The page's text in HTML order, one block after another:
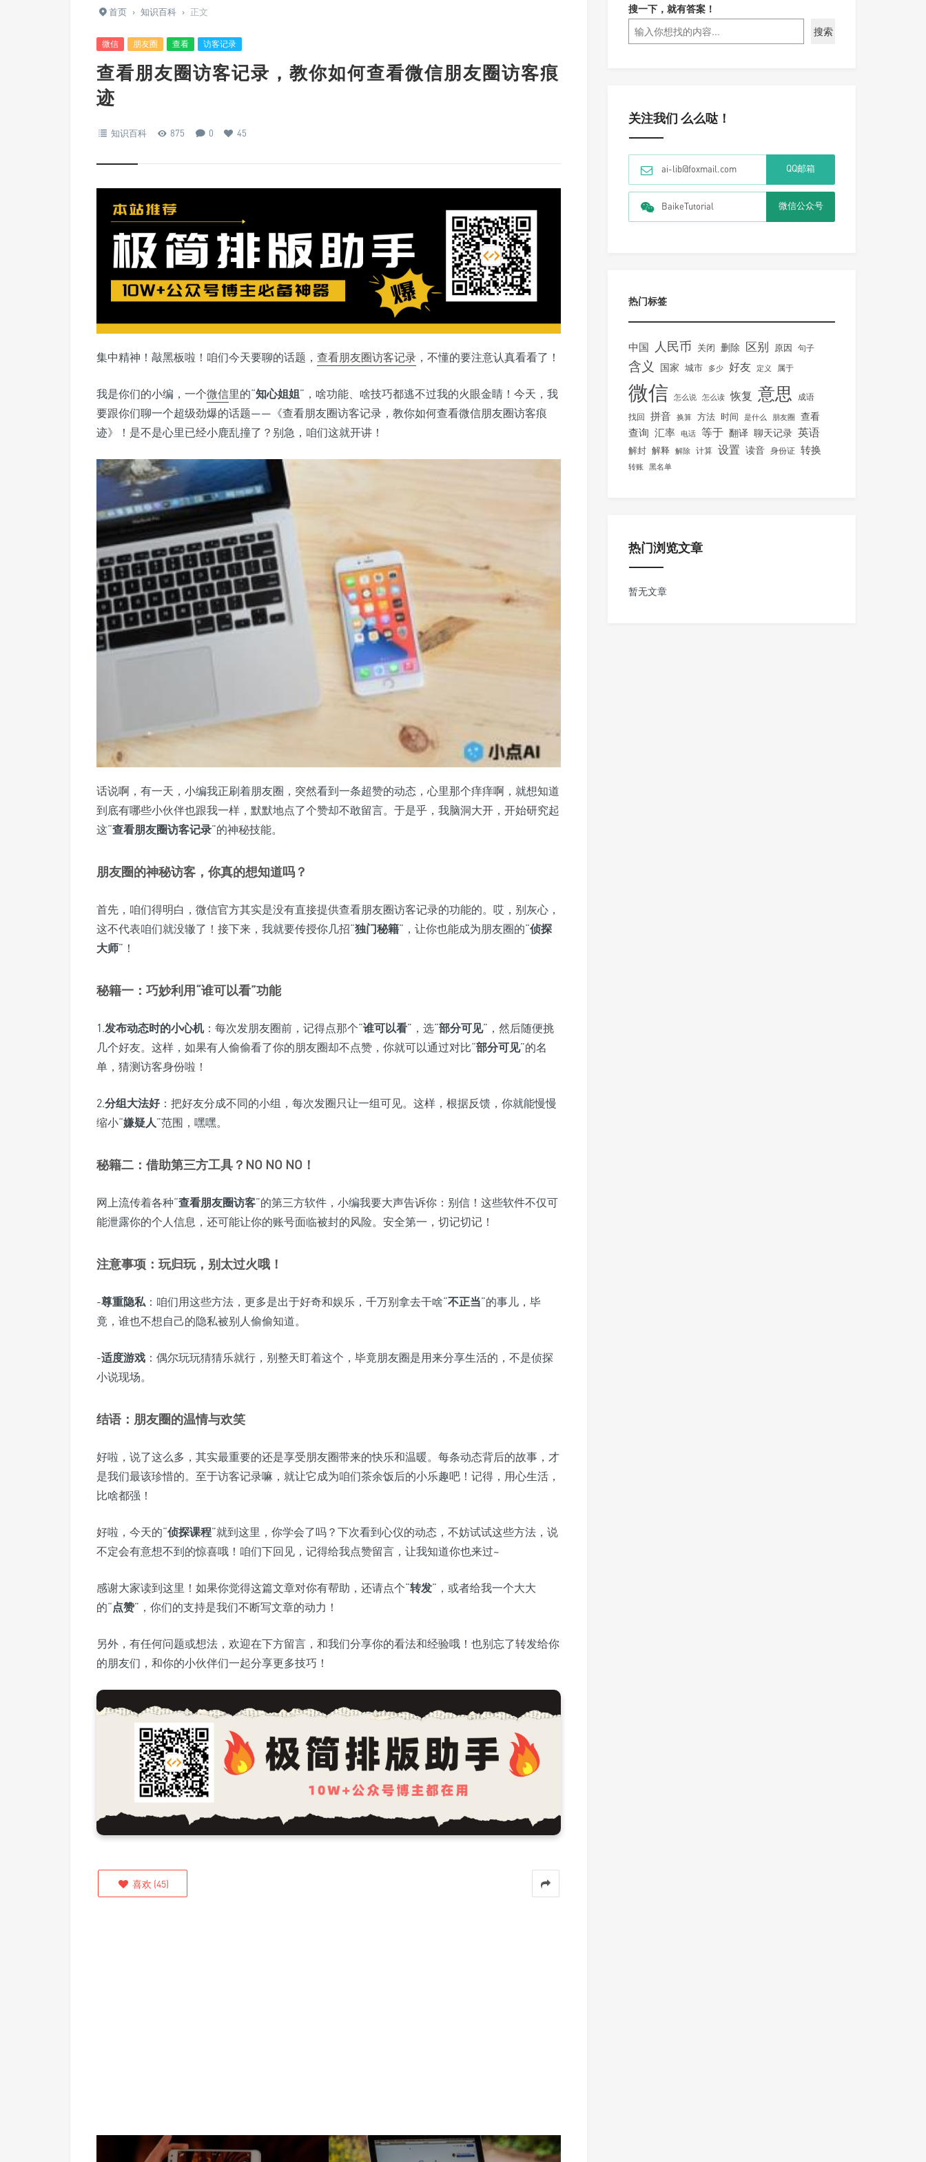
首页 › 知识百科 › 正文
微信 朋友圈 查看 访客记录
查看朋友圈访客记录，教你如何查看微信朋友圈访客痕
迹
知识百科 875 0 45
集中精神！敲黑板啦！咱们今天要聊的话题， 查看朋友圈访客记录 ，不懂的要注意认真看看了！
我是你们的小编，一个微信里的“知心姐姐”，啥功能、啥技巧都逃不过我的火眼金睛！今天，我
要跟你们聊一个超级劲爆的话题——《查看朋友圈访客记录，教你如何查看微信朋友圈访客痕
迹》！是不是心里已经小鹿乱撞了？别急，咱们这就开讲！
话说啊，有一天，小编我正刷着朋友圈，突然看到一条超赞的动态，心里那个痒痒啊，就想知道
到底有哪些小伙伴也跟我一样，默默地点了个赞却不敢留言。于是乎，我脑洞大开，开始研究起
这“查看朋友圈访客记录”的神秘技能。
朋友圈的神秘访客，你真的想知道吗？
首先，咱们得明白，微信官方其实是没有直接提供查看朋友圈访客记录的功能的。哎，别灰心，
这不代表咱们就没辙了！接下来，我就要传授你几招“独门秘籍”，让你也能成为朋友圈的“侦探
大师”！
秘籍一：巧妙利用“谁可以看”功能
1.发布动态时的小心机：每次发朋友圈前，记得点那个“谁可以看”，选“部分可见”，然后随便挑
几个好友。这样，如果有人偷偷看了你的朋友圈却不点赞，你就可以通过对比“部分可见”的名
单，猜测访客身份啦！
2.分组大法好：把好友分成不同的小组，每次发圈只让一组可见。这样，根据反馈，你就能慢慢
缩小“嫌疑人”范围，嘿嘿。
秘籍二：借助第三方工具？NO NO NO！
网上流传着各种“查看朋友圈访客”的第三方软件，小编我要大声告诉你：别信！这些软件不仅可
能泄露你的个人信息，还可能让你的账号面临被封的风险。安全第一，切记切记！
注意事项：玩归玩，别太过火哦！
-尊重隐私：咱们用这些方法，更多是出于好奇和娱乐，千万别拿去干啥“不正当”的事儿，毕
竟，谁也不想自己的隐私被别人偷偷知道。
-适度游戏 ：偶尔玩玩猜猜乐就行，别整天盯着这个，毕竟朋友圈是用来分享生活的，不是侦探
小说现场。
结语：朋友圈的温情与欢笑
好啦，说了这么多，其实最重要的还是享受朋友圈带来的快乐和温暖。每条动态背后的故事，才
是我们最该珍惜的。至于访客记录嘛，就让它成为咱们茶余饭后的小乐趣吧！记得，用心生活，
比啥都强！
好啦，今天的“侦探课程”就到这里，你学会了吗？下次看到心仪的动态，不妨试试这些方法，说
不定会有意想不到的惊喜哦！咱们下回见，记得给我点赞留言，让我知道你也来过~
感谢大家读到这里！如果你觉得这篇文章对你有帮助，还请点个“转发”，或者给我一个大大
的“点赞”，你们的支持是我们不断写文章的动力！
另外，有任何问题或想法，欢迎在下方留言，和我们分享你的看法和经验哦！也别忘了转发给你
的朋友们，和你的小伙伴们一起分享更多技巧！
喜欢 (45)
搜一下，就有答案！
搜索
关注我们 么么哒！
ai-lib@foxmail.com QQ邮箱
BaikeTutorial 微信公众号
热门标签
中国 人民币 关闭 删除 区别 原因 句子
含义 国家 城市 多少 好友 定义 属于
微信 怎么说 怎么读 恢复 意思 成语
找回 拼音 换算 方法 时间 是什么 朋友圈 查看
查询 汇率 电话 等于 翻译 聊天记录 英语
解封 解释 解除 计算 设置 读音 身份证 转换
转账 黑名单
热门浏览文章
暂无文章